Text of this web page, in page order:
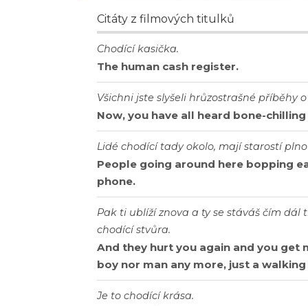
Citáty z filmových titulků
Chodící kasička.
The human cash register.
Všichni jste sIyšeIi hrůzostrašné příběhy
Now, you have all heard bone-
Lidé chodící tady okolo, mají starostí
People going around here bopping
phone.
Pak ti ublíží znova a ty se stáváš čím dál
chodící stvůra.
And they hurt you again and you get
boy nor man any more, just a
Je to chodící krása.